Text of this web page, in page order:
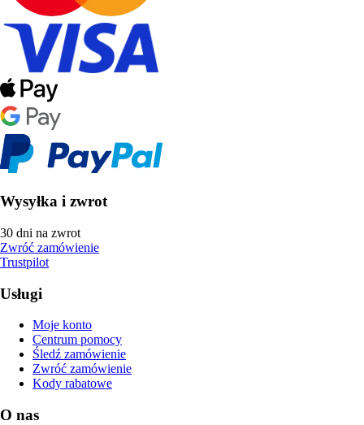
Wysyłka i zwrot
30 dni na zwrot
Zwróć zamówienie
Trustpilot
Usługi
Moje konto
Centrum pomocy
Śledź zamówienie
Zwróć zamówienie
Kody rabatowe
O nas